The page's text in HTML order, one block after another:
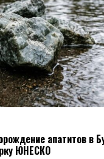
апатитов в
ЮНЕСКО